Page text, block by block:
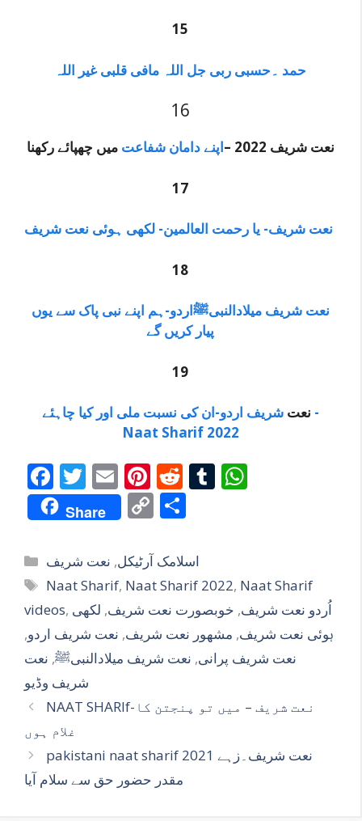
15
حمد ۔حسبی ربی جل اللہ مافی قلبی غیر اللہ
16
نعت شریف 2022 – اپنے دامان شفاعت میں چھپائے رکھنا
17
نعت
18
نعت شریف میلادالنبیﷺاردو-ہم اپنے نبی پاک سے یوں
پیار کریں گے
19
نعتشریف اردو-ان کی نسبت ملی اور کیا چاہئے -
Naat Sharif 2022
F
ac
e
b
o
o
k
T
w
itt
er
E
m
ai
Pi
nt
er
e
st
R
e
d
di
t
T
r A
p
p
Share C
p
y
Li
n
k
ar
e
Categories اسلامک آرٹیکل, نعت شریف
Tags
Naat Sharif, Naat Sharif 2022, Naat Sharif
videos, اُردو نعت شریف, خوبصورت نعت شریف, لکھی
ہوئی نعت شریف, مشھور نعت شریف, نعت شریف اردو,
نعت شریف پرانی, نعت شریف میلادالنبیﷺ, نعت
شریف وڈیو
NAAT SHARIf-نعت شریف – میں تو پنجتن کا
غلام ہوں
pakistani naat sharif 2021 نعت شریف۔زہے
مقدر حضور حق سے سلام آیا